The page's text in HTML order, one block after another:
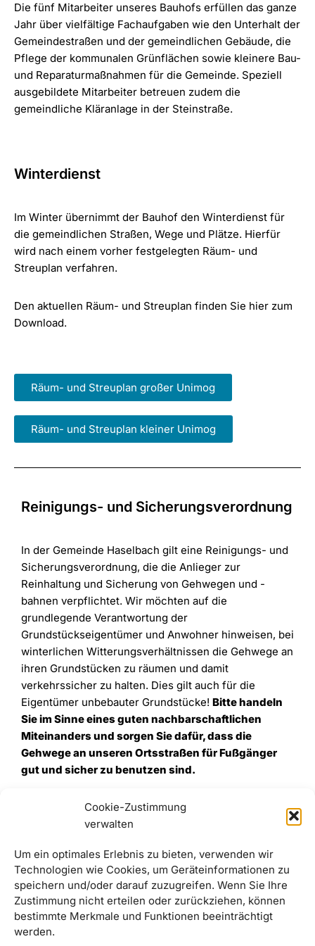
Cookie-Zustimmung
verwalten
Um ein optimales Erlebnis zu bieten, verwenden wir
Technologien wie Cookies, um Geräteinformationen zu
speichern und/oder darauf zuzugreifen. Wenn Sie Ihre
Zustimmung nicht erteilen oder zurückziehen, können
bestimmte Merkmale und Funktionen beeinträchtigt
werden.
Die fünf Mitarbeiter unseres Bauhofs erfüllen das ganze
Jahr über vielfältige Fachaufgaben wie den Unterhalt der
Gemeindestraßen und der gemeindlichen Gebäude, die
Pflege der kommunalen Grünflächen sowie kleinere Bau-
und Reparaturmaßnahmen für die Gemeinde. Speziell
ausgebildete Mitarbeiter betreuen zudem die
gemeindliche Kläranlage in der Steinstraße.
Winterdienst
Im Winter übernimmt der Bauhof den Winterdienst für
die gemeindlichen Straßen, Wege und Plätze. Hierfür
wird nach einem vorher festgelegten Räum- und
Streuplan verfahren.
Den aktuellen Räum- und Streuplan finden Sie hier zum
Download.
Räum- und Streuplan großer Unimog
Räum- und Streuplan kleiner Unimog
Reinigungs- und Sicherungsverordnung
In der Gemeinde Haselbach gilt eine Reinigungs- und
Sicherungsverordnung, die die Anlieger zur
Reinhaltung und Sicherung von Gehwegen und -
bahnen verpflichtet. Wir möchten auf die
grundlegende Verantwortung der
Grundstückseigentümer und Anwohner hinweisen, bei
winterlichen Witterungsverhältnissen die Gehwege an
ihren Grundstücken zu räumen und damit
verkehrssicher zu halten. Dies gilt auch für die
Eigentümer unbebauter Grundstücke! Bitte handeln
Sie im Sinne eines guten nachbarschaftlichen
Miteinanders und sorgen Sie dafür, dass die
Gehwege an unseren Ortsstraßen für Fußgänger
gut und sicher zu benutzen sind.